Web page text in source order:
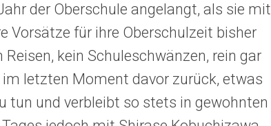
der Oberschule angelangt, als sie mit
Vorsätze für ihre Oberschulzeit bisher
kein Schuleschwänzen, rein gar
letzten Moment davor zurück, etwas
tun und verbleibt so stets in gewohnten